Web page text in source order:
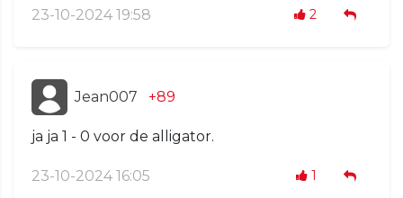
23-10-2024 19:58 2
Jean007 +89
ja ja 1 - 0 voor de alligator.
23-10-2024 16:05 1